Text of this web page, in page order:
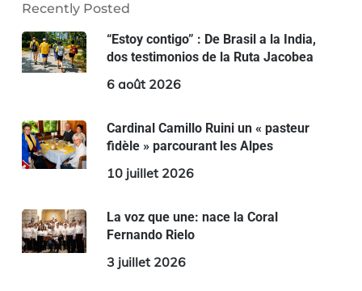
Recently Posted
“Estoy contigo” : De Brasil a la India,
dos testimonios de la Ruta Jacobea
6 août 2026
Cardinal Camillo Ruini un « pasteur
fidèle » parcourant les Alpes
10 juillet 2026
La voz que une: nace la Coral
Fernando Rielo
3 juillet 2026